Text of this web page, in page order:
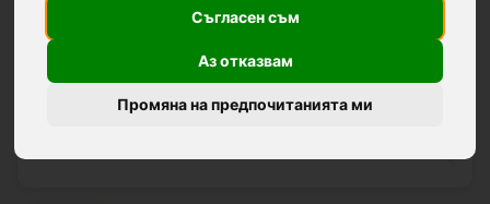
Съгласен съм
Аз отказвам
Промяна на предпочитанията ми